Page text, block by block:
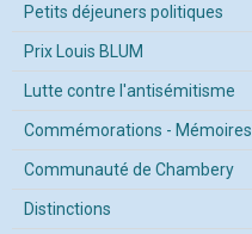
Petits déjeuners politiques
Prix Louis BLUM
Lutte contre l'antisémitisme
Commémorations - Mémoires
Communauté de Chambery
Distinctions